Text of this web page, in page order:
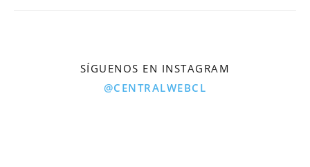
SÍGUENOS EN INSTAGRAM
@CENTRALWEBCL